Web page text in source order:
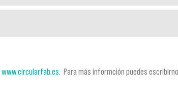
www.circularfab.es. Para más informción puedes